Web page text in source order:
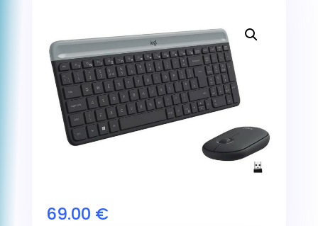
69.00 €